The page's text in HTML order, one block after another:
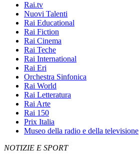
Rai.tv
Nuovi Talenti
Rai Educational
Rai Fiction
Rai Cinema
Rai Teche
Rai International
Rai Eri
Orchestra Sinfonica
Rai World
Rai Letteratura
Rai Arte
Rai 150
Prix Italia
Museo della radio e della televisione
NOTIZIE E SPORT